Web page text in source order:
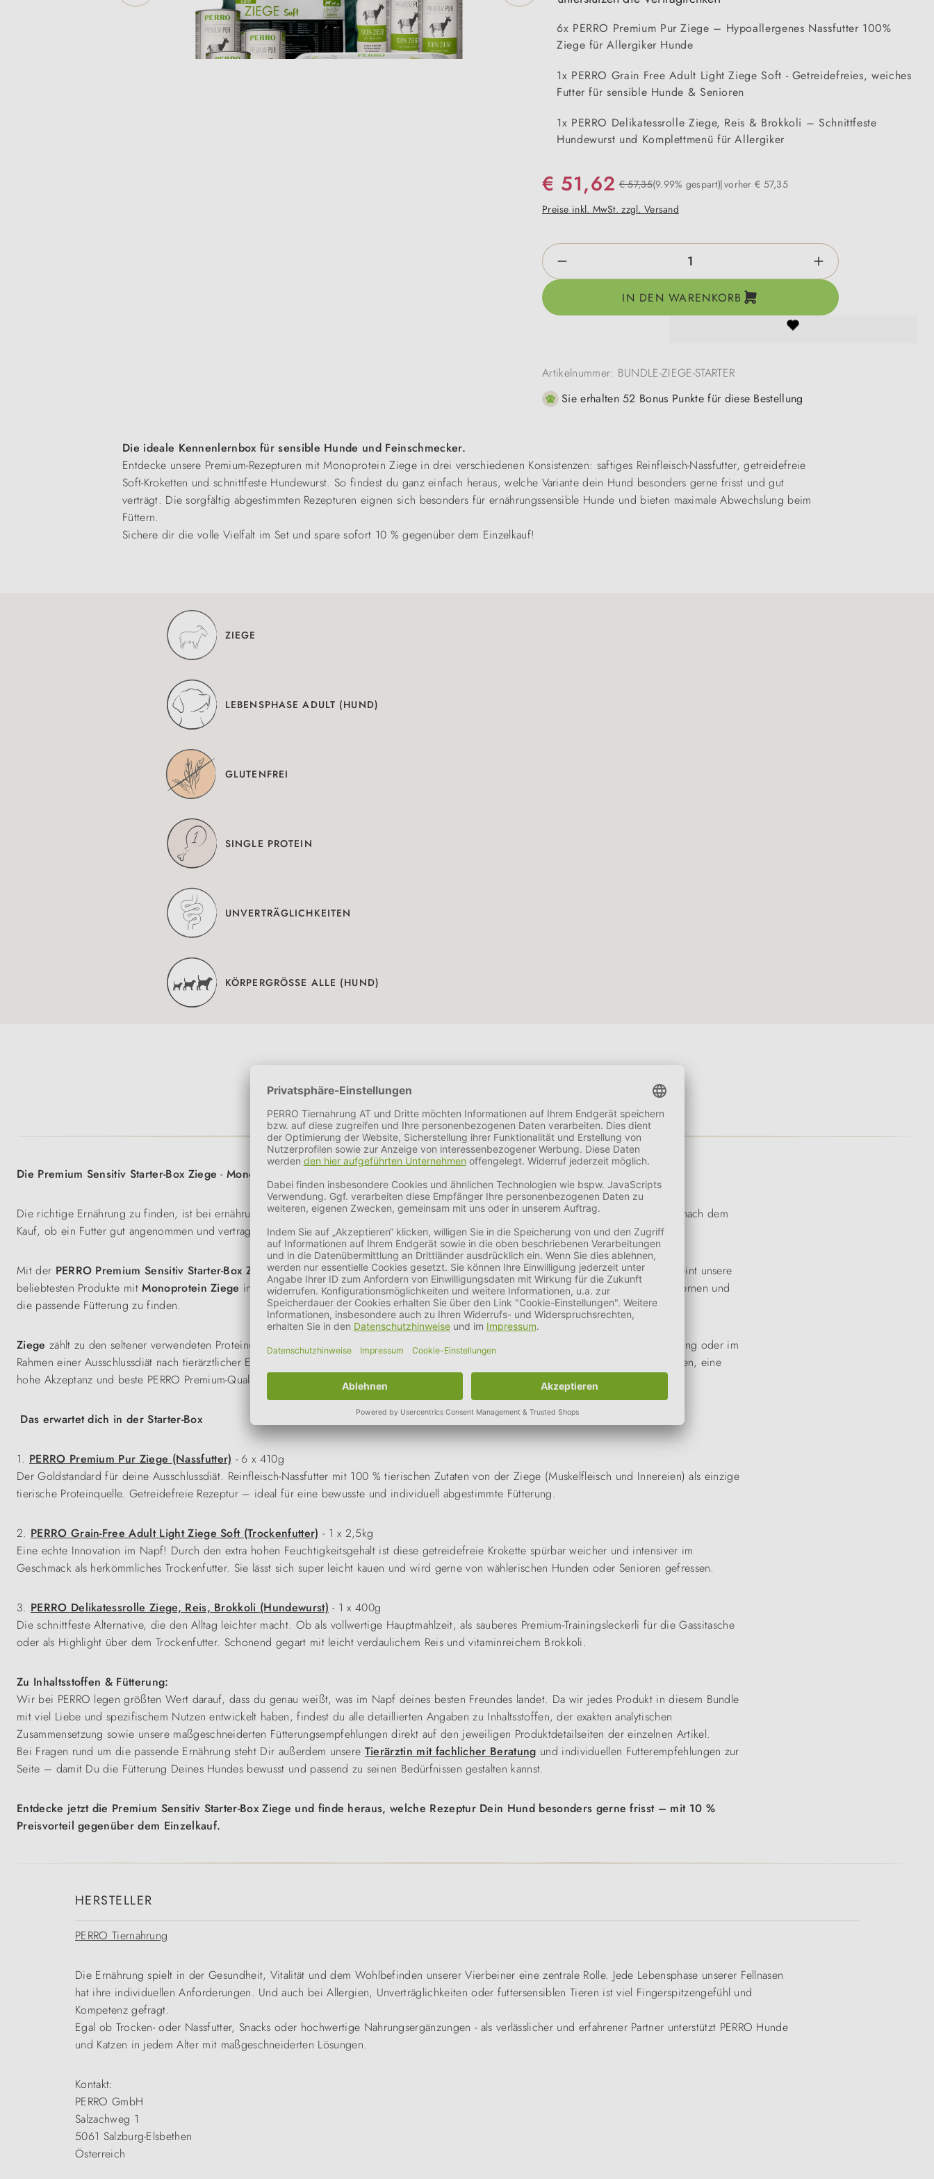
6x PERRO Premium Pur Ziege – Hypoallergenes Nassfutter 100%
Ziege für Allergiker Hunde
1x PERRO Grain Free Adult Light Ziege Soft - Getreidefreies, weiches
Futter für sensible Hunde & Senioren
1x PERRO Delikatessrolle Ziege, Reis & Brokkoli – Schnittfeste
Hundewurst und Komplettmenü für Allergiker
€ 51,62 € 57,35(9.99% gespart) vorher € 57,35
Preise inkl. MwSt. zzgl. Versand
Produkt Anzahl: Gib den gewünschten Wert ein oder
IN DEN WARENKORB
Artikelnummer: BUNDLE-ZIEGE-STARTER
Sie erhalten 52 Bonus Punkte für diese Bestellung
Die ideale Kennenlernbox für sensible Hunde und Feinschmecker.
Entdecke unsere Premium-Rezepturen mit Monoprotein Ziege in drei verschiedenen Konsistenzen: saftiges Reinfleisch-Nassfutter, getreidefreie
Soft-Kroketten und schnittfeste Hundewurst. So findest du ganz einfach heraus, welche Variante dein Hund besonders gerne frisst und gut
verträgt. Die sorgfältig abgestimmten Rezepturen eignen sich besonders für ernährungssensible Hunde und bieten maximale Abwechslung beim
Füttern.
Sichere dir die volle Vielfalt im Set und spare sofort 10 % gegenüber dem Einzelkauf!
ZIEGE
LEBENSPHASE ADULT (HUND)
GLUTENFREI
SINGLE PROTEIN
UNVERTRÄGLICHKEITEN
KÖRPERGRÖSSE ALLE (HUND)
Die Premium Sensitiv Starter-Box Ziege-Monoprotein kennenlernen, Lieblingsfutter entdecken
Die richtige Ernährung zu finden, ist bei ernährungssensiblen oder wählerischen Hunden oft eine Herausforderung. Häufig zeigt sich erst nach dem
Kauf, ob ein Futter gut angenommen und vertragen wird.
Mit der PERRO Premium Sensitiv Starter-Box Ziegekannst du verschiedene Rezepturen ganz unkompliziert testen. Das Vorteilspaket vereint unsere
beliebtesten Produkte mitMonoprotein Ziege in drei unterschiedlichen Konsistenzen – ideal, um die Vorlieben deines Hundes kennenzulernen und
die passende Fütterung zu finden.
Ziege zählt zu den seltener verwendeten Proteinquellen in der Hundeernährung und eignet sich besonders für Hunde mit sensibler Ernährung oder im
Rahmen einer Ausschlussdiät nach tierärztlicher Empfehlung. Die sorgfältig abgestimmten Rezepturen überzeugen durch hochwertige Zutaten, eine
hohe Akzeptanz und beste PERRO Premium-Qualität.
Das erwartet dich in der Starter-Box
1. PERRO Premium Pur Ziege (Nassfutter) - 6 x 410g
Der Goldstandard für deine Ausschlussdiät. Reinfleisch-Nassfutter mit 100 % tierischen Zutaten von der Ziege (Muskelfleisch und Innereien) als einzige
tierische Proteinquelle. Getreidefreie Rezeptur – ideal für eine bewusste und individuell abgestimmte Fütterung.
2. PERRO Grain-Free Adult Light Ziege Soft (Trockenfutter) - 1 x 2,5kg
Eine echte Innovation im Napf! Durch den extra hohen Feuchtigkeitsgehalt ist diese getreidefreie Krokette spürbar weicher und intensiver im
Geschmack als herkömmliches Trockenfutter. Sie lässt sich super leicht kauen und wird gerne von wählerischen Hunden oder Senioren gefressen.
3. PERRO Delikatessrolle Ziege, Reis, Brokkoli (Hundewurst) - 1 x 400g
Die schnittfeste Alternative, die den Alltag leichter macht. Ob als vollwertige Hauptmahlzeit, als sauberes Premium-Trainingsleckerli für die Gassitasche
oder als Highlight über dem Trockenfutter. Schonend gegart mit leicht verdaulichem Reis und vitaminreichem Brokkoli.
Zu Inhaltsstoffen & Fütterung:
Wir bei PERRO legen größten Wert darauf, dass du genau weißt, was im Napf deines besten Freundes landet. Da wir jedes Produkt in diesem Bundle
mit viel Liebe und spezifischem Nutzen entwickelt haben, findest du alle detaillierten Angaben zu Inhaltsstoffen, der exakten analytischen
Zusammensetzung sowie unsere maßgeschneiderten Fütterungsempfehlungen direkt auf den jeweiligen Produktdetailseiten der einzelnen Artikel.
Bei Fragen rund um die passende Ernährung steht Dir außerdem unsere Tierärztin mit fachlicher Beratung und individuellen Futterempfehlungen zur
Seite – damit Du die Fütterung Deines Hundes bewusst und passend zu seinen Bedürfnissen gestalten kannst.
Entdecke jetzt die Premium Sensitiv Starter-Box Ziege und finde heraus, welche Rezeptur Dein Hund besonders gerne frisst – mit 10 %
Preisvorteil gegenüber dem Einzelkauf.
HERSTELLER
PERRO Tiernahrung
Die Ernährung spielt in der Gesundheit, Vitalität und dem Wohlbefinden unserer Vierbeiner eine zentrale Rolle. Jede Lebensphase unserer Fellnasen
hat ihre individuellen Anforderungen. Und auch bei Allergien, Unverträglichkeiten oder futtersensiblen Tieren ist viel Fingerspitzengefühl und
Kompetenz gefragt.
Egal ob Trocken- oder Nassfutter, Snacks oder hochwertige Nahrungsergänzungen - als verlässlicher und erfahrener Partner unterstützt PERRO Hunde
und Katzen in jedem Alter mit maßgeschneiderten Lösungen.
Kontakt:
PERRO GmbH
Salzachweg 1
5061 Salzburg-Elsbethen
Österreich